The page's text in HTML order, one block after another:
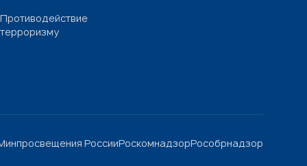
Противодействие
терроризму
РоссииРоскомнадзорРособрнадзор